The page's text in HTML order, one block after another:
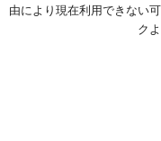
由により現在利用できない
ク